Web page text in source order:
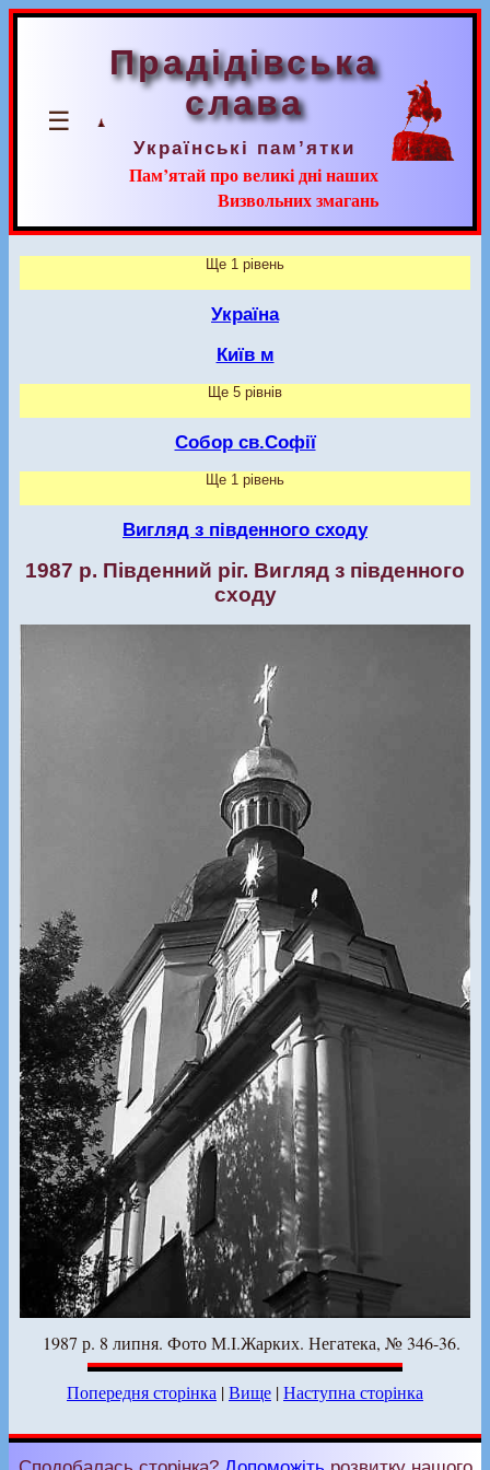
☰
Прадідівська
слава
Українські пам’ятки
Пам’ятай про великі дні наших
Визвольних змагань
Ще 1 рівень
Україна
Київ м
Ще 5 рівнів
Собор св.Софії
Ще 1 рівень
Вигляд з південного сходу
1987 р. Південний ріг. Вигляд з південного
сходу
1987 р. 8 липня. Фото М.І.Жарких. Негатека, № 346-36.
Попередня сторінка |Вище |Наступна сторінка